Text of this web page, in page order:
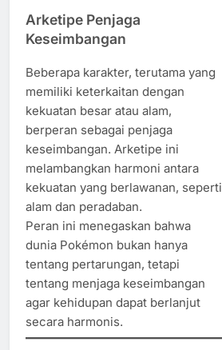
Arketipe Penjaga
Keseimbangan
Beberapa karakter, terutama yang
memiliki keterkaitan dengan
kekuatan besar atau alam,
berperan sebagai penjaga
keseimbangan. Arketipe ini
melambangkan harmoni antara
kekuatan yang berlawanan, seperti
alam dan peradaban.
Peran ini menegaskan bahwa
dunia Pokémon bukan hanya
tentang pertarungan, tetapi
tentang menjaga keseimbangan
agar kehidupan dapat berlanjut
secara harmonis.